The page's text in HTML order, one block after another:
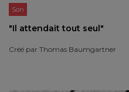
Son
"Il attendait tout seul"
Créé par Thomas Baumgartner